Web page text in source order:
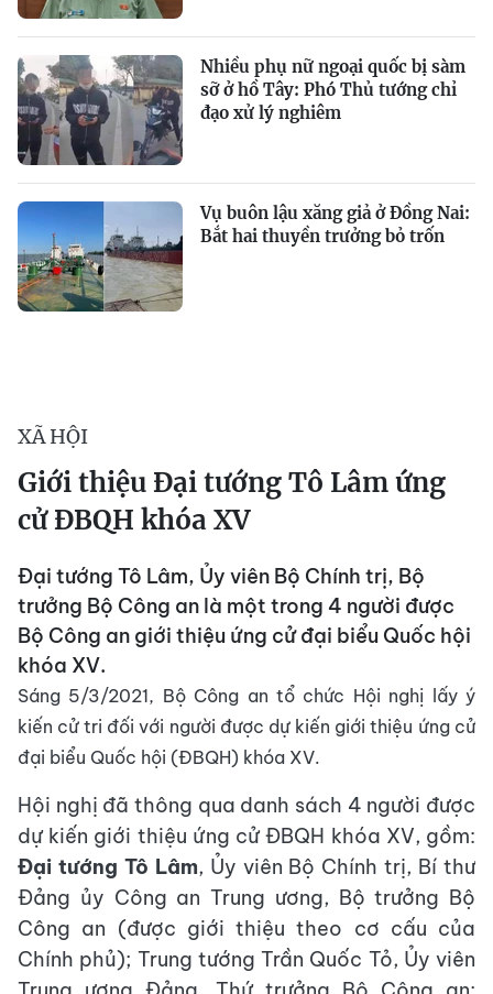
Nhiều phụ nữ ngoại quốc bị sàm
sỡ ở hồ Tây: Phó Thủ tướng chỉ
đạo xử lý nghiêm
Vụ buôn lậu xăng giả ở Đồng Nai:
Bắt hai thuyền trưởng bỏ trốn
XÃ HỘI
Giới thiệu Đại tướng Tô Lâm ứng
cử ĐBQH khóa XV
Đại tướng Tô Lâm, Ủy viên Bộ Chính trị, Bộ
trưởng Bộ Công an là một trong 4 người được
Bộ Công an giới thiệu ứng cử đại biểu Quốc hội
khóa XV.
Sáng 5/3/2021, Bộ Công an tổ chức Hội nghị lấy ý
kiến cử tri đối với người được dự kiến giới thiệu ứng cử
đại biểu Quốc hội (ĐBQH) khóa XV.
Hội nghị đã thông qua danh sách 4 người được
dự kiến giới thiệu ứng cử ĐBQH khóa XV, gồm:
Đại tướng Tô Lâm, Ủy viên Bộ Chính trị, Bí thư
Đảng ủy Công an Trung ương, Bộ trưởng Bộ
Công an (được giới thiệu theo cơ cấu của
Chính phủ); Trung tướng Trần Quốc Tỏ, Ủy viên